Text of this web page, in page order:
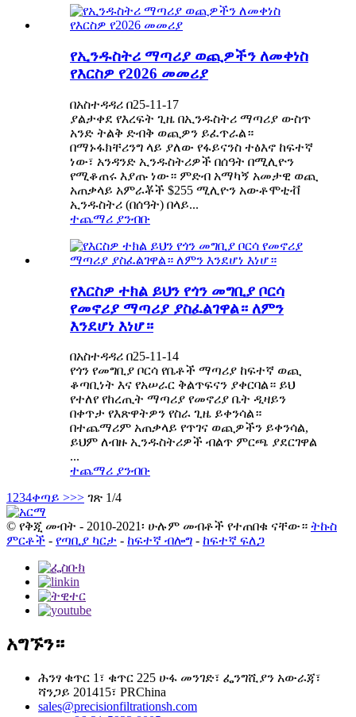
የኢንዱስትሪ ማጣሪያ ወጪዎችን ለመቀነስ
የእርስዎ የ2026 መመሪያ
በአስተዳዳሪ በ25-11-17
ያልታቀደ የእረፍት ጊዜ በኢንዱስትሪ ማጣሪያ ውስጥ
አንድ ትልቅ ድብቅ ወጪዎን ይፈጥራል።
በማኑፋክቸሪንግ ላይ ያለው የፋይናንስ ተፅእኖ ከፍተኛ
ነው፣ አንዳንድ ኢንዱስትሪዎች በሰዓት በሚሊዮን
የሚቆጠሩ እያጡ ነው። ምድብ አማካኝ አመታዊ ወጪ
አጠቃላይ አምራቾች $255 ሚሊዮን አውቶሞቲቭ
ኢንዱስትሪ (በሰዓት) በላይ...
ተጨማሪ ያንብቡ
የእርስዎ ተክል ይህን የጎን መግቢያ ቦርሳ
የመኖሪያ ማጣሪያ ያስፈልገዋል። ለምን
እንደሆነ እነሆ።
በአስተዳዳሪ በ25-11-14
የጎን የመግቢያ ቦርሳ የቤቶች ማጣሪያ ከፍተኛ ወጪ
ቆጣቢነት እና የአሠራር ቅልጥፍናን ያቀርባል። ይህ
የተለየ የከረጢት ማጣሪያ የመኖሪያ ቤት ዲዛይን
በቀጥታ የእጽዋትዎን የስራ ጊዜ ይቀንሳል።
በተጨማሪም አጠቃላይ የጥገና ወጪዎችን ይቀንሳል,
ይህም ለብዙ ኢንዱስትሪዎች ብልጥ ምርጫ ያደርገዋል
...
ተጨማሪ ያንብቡ
1 234ቀጣይ >>> ገጽ 1/4
© የቅጂ መብት - 2010-2021፡ ሁሉም መብቶች የተጠበቁ ናቸው። ትኩስ
ምርቶች - የጣቢያ ካርታ - ከፍተኛ ብሎግ - ከፍተኛ ፍለጋ
አግኙን።
ሕንፃ ቁጥር 1፣ ቁጥር 225 ሁፋ መንገድ፣ ፌንግሺያን አውራጃ፣
ሻንጋይ 201415፣ PRChina
sales@precisionfiltrationsh.com